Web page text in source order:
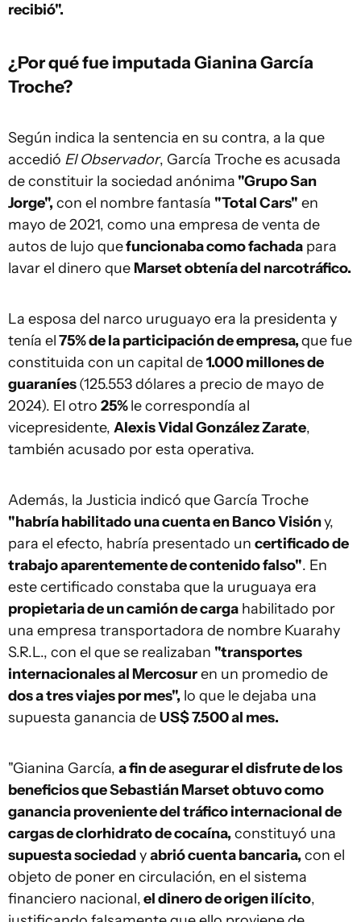
recibió".
¿Por qué fue imputada Gianina García
Troche?
Según indica la sentencia en su contra, a la que
accedió El Observador, García Troche es acusada
de constituir la sociedad anónima "Grupo San
Jorge", con el nombre fantasía "Total Cars" en
mayo de 2021, como una empresa de venta de
autos de lujo quefuncionaba como fachada para
lavar el dinero que Marset obtenía del narcotráfico.
La esposa del narco uruguayo era la presidenta y
tenía el75% de la participación de empresa,que fue
constituida con un capital de1.000 millones de
guaraníes(125.553 dólares a precio de mayo de
2024). El otro 25%le correspondía al
vicepresidente, Alexis Vidal González Zarate,
también acusado por esta operativa.
Además, la Justicia indicó que García Troche
"habría habilitado una cuenta en Banco Visióny,
para el efecto, habría presentado un certificado de
trabajo aparentemente de contenido falso". En
este certificado constaba que la uruguaya era
propietaria de un camión de carga habilitado por
una empresa transportadora de nombre Kuarahy
S.R.L., con el que se realizaban "transportes
internacionales al Mercosuren un promedio de
dos a tres viajes por mes", lo que le dejaba una
supuesta ganancia deUS$ 7.500 al mes.
"Gianina García, a fin de asegurar el disfrute de los
beneficios que Sebastián Marset obtuvo como
ganancia proveniente del tráfico internacional de
cargas de clorhidrato de cocaína, constituyó una
supuesta sociedadyabrió cuenta bancaria, con el
objeto de poner en circulación, en el sistema
financiero nacional,el dinero de origen ilícito,